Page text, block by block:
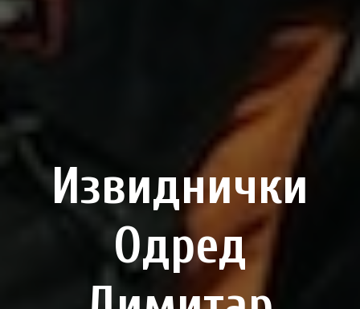
Извиднички
Одред